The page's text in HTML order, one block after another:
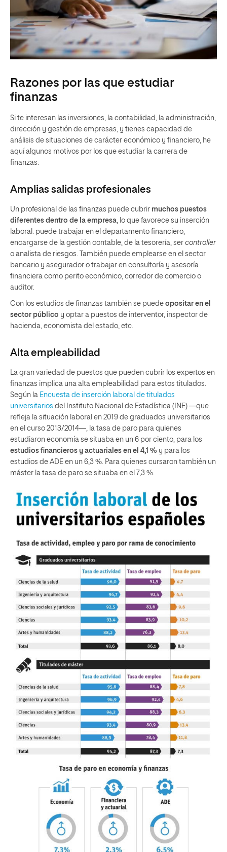
Razones por las que estudiar
finanzas
Si te interesan las inversiones, la contabilidad, la administración,
dirección y gestión de empresas, y tienes capacidad de
análisis de situaciones de carácter económico y financiero, he
aquí algunos motivos por los que estudiar la carrera de
finanzas:
Amplias salidas profesionales
Un profesional de las finanzas puede cubrir muchos puestos
diferentes dentro de la empresa, lo que favorece su inserción
laboral: puede trabajar en el departamento financiero,
encargarse de la gestión contable, de la tesorería, ser controller
o analista de riesgos. También puede emplearse en el sector
bancario y asegurador o trabajar en consultoría y asesoría
financiera como perito económico, corredor de comercio o
auditor.
Con los estudios de finanzas también se puede opositar en el
sector público y optar a puestos de interventor, inspector de
hacienda, economista del estado, etc.
Alta empleabilidad
La gran variedad de puestos que pueden cubrir los expertos en
finanzas implica una alta empleabilidad para estos titulados.
Según la Encuesta de inserción laboral de titulados
universitarios del Instituto Nacional de Estadística (INE) —que
refleja la situación laboral en 2019 de graduados universitarios
en el curso 2013/2014—, la tasa de paro para quienes
estudiaron economía se situaba en un 6 por ciento, para los
estudios financieros y actuariales en el 4,1 % y para los
estudios de ADE en un 6,3 %. Para quienes cursaron también un
máster la tasa de paro se situaba en el 7,3 %.